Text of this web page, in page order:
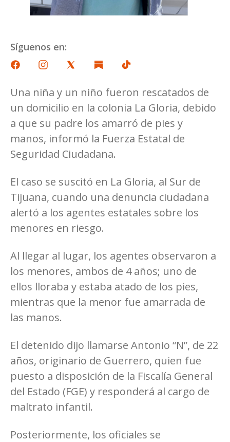
Síguenos en:
Una niña y un niño fueron rescatados de
un domicilio en la colonia La Gloria, debido
a que su padre los amarró de pies y
manos, informó la Fuerza Estatal de
Seguridad Ciudadana.
El caso se suscitó en La Gloria, al Sur de
Tijuana, cuando una denuncia ciudadana
alertó a los agentes estatales sobre los
menores en riesgo.
Al llegar al lugar, los agentes observaron a
los menores, ambos de 4 años; uno de
ellos lloraba y estaba atado de los pies,
mientras que la menor fue amarrada de
las manos.
El detenido dijo llamarse Antonio “N”, de 22
años, originario de Guerrero, quien fue
puesto a disposición de la Fiscalía General
del Estado (FGE) y responderá al cargo de
maltrato infantil.
Posteriormente, los oficiales se